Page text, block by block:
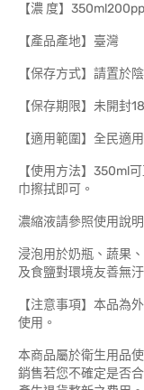
【濃 度】
【產品產地】臺灣
【保存方式】請置於
【保存期限】未開封
【適用範圍】全民適
【使用方法】350ml
巾擦拭即可。
濃縮液請參照使用說
浸泡用於奶瓶、蔬果
及食鹽對環境友善無
【注意事項】本品為
使用。
本商品屬於衛生用品
銷售若您不確定是否